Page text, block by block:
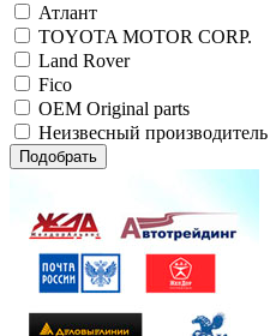
Атлант
TOYOTA MOTOR CORP.
Land Rover
Fico
OEM Original parts
Неизвесный производитель
Подобрать